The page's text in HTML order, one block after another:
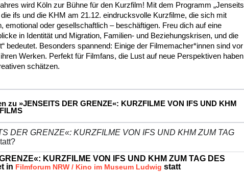
wird Köln zur Bühne für den Kurzfilm! Mit dem Programm „Jenseits
ifs und die KHM am 21.12. eindrucksvolle Kurzfilme, die sich mit
emotional oder gesellschaftlich – beschäftigen. Freu dich auf eine
in Identität und Migration, Familien- und Beziehungskrisen, und die
bedeutet. Besonders spannend: Einige der Filmemacher*innen sind vor
Werken. Perfekt für Filmfans, die Lust auf neue Perspektiven haben
schätzen.
zu »JENSEITS DER GRENZE«: KURZFILME VON IFS UND KHM
DER GRENZE«: KURZFILME VON IFS UND KHM ZUM TAG
KURZFILME VON IFS UND KHM ZUM TAG DES
in Filmforum NRW / Kino im Museum Ludwig statt